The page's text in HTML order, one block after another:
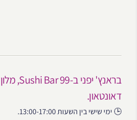
דאונטאון.
🕒 ימי שישי בין השעות 13:00-17:00.